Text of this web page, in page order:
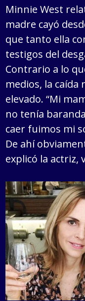
Minnie West
madre cayó
que tanto ella
testigos del
Contrario a lo
medios, la
elevado. “Mi
no tenía
caer fuimos mi
De ahí
explicó la actriz,